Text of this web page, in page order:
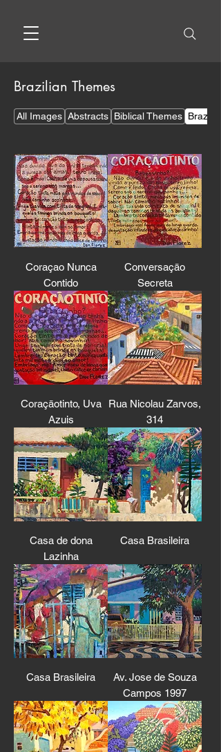
Brazilian Themes
All Images Abstracts Biblical Themes
Coraçao Nunca
Contido
Conversaçāo
Secreta
Coraçāotinto, Uva
Azuis
Rua Nicolau Zarvos,
314
Casa de dona
Lazinha
Casa Brasileira
Casa Brasileira
Av. Jose de Souza
Campos 1997